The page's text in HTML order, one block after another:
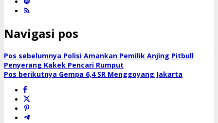
Navigasi pos
Pos sebelumnya Polisi Amankan Pemilik Anjing Pitbull
Penyerang Kakek Pencari Rumput
Pos berikutnya Gempa 6,4 SR Menggoyang Jakarta